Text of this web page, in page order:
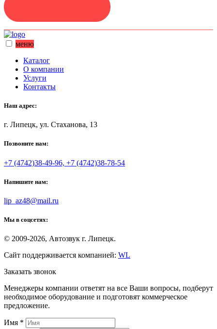
меню
Каталог
О компании
Услуги
Контакты
Наш адрес:
г. Липецк, ул. Стаханова, 13
Позвоните нам:
+7 (4742)38-49-96, +7 (4742)38-78-54
Напишите нам:
lip_az48@mail.ru
Мы в соцсетях:
© 2009-2026, Автозвук г. Липецк.
Сайт поддерживается компанией: WL
Заказать звонок
Менеджеры компании ответят на все Ваши вопросы, подберут
необходимое оборудование и подготовят коммерческое
предложение.
Имя *